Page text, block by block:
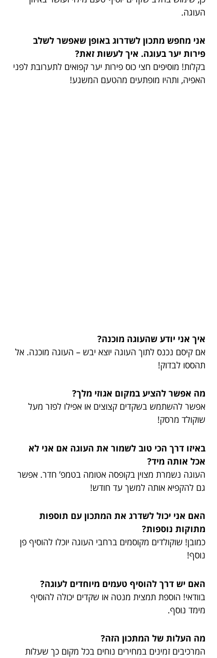
העוגה.
אני מחפש מתכון לשדרוג באופן שאפשר לשלב
פירות יער בעוגה. איך לעשות זאת?
בקלות! מוסיפים חצי כוס פירות יער קפואים לתערובת לפני
האפיה, ותהיו מופתעים מהטעם המשגע!
איך אני יודע שהעוגה מוכנה?
אם קיסם נכנס לתוך העוגה יוצא יבש – העוגה מוכנה. אל
תהססו לבדוק!
מה אפשר להציע במקום אגוזי מלך?
אפשר להשתמש בשקדים קצוצים או אפילו לפזר מעל
שוקולד מרסק!
באיזו דרך הכי טוב לשמור את העוגה אם אני לא
אכל אותה מיד?
העוגה נשמרת מצוין בקופסה אטומה בטמפ’ חדר. אפשר
גם להקפיא אותה למשך עד חודש!
האם אני יכול לשדרג את המתכון עם תוספות
מתוקות נוספות?
כמובן! שוקולדים מקוסמים ברחבי העוגה יוכלו להוסיף פן
נוסף!
האם יש דרך להוסיף טעמים מיוחדים לעוגה?
בוודאי! הוספת תמצית מנטה או שקדים יכולה להוסיף
מימד נוסף.
מה העלות של המתכון הזה?
המרכיבים זמינים במחירים נוחים בכל מקום כך שעלות